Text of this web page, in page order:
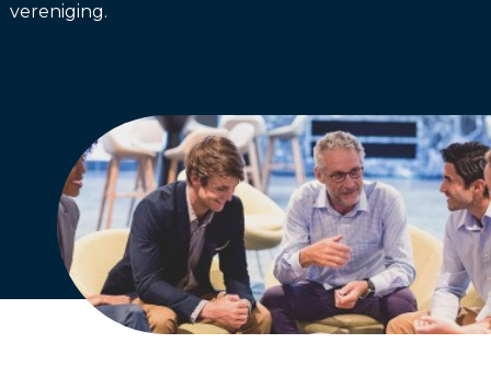
vereniging.
Engels
Nederlands